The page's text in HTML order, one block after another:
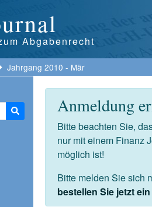
Abgabenrecht
Jahrgang 2010 - Mär
Anmeldung
Bitte beachten Sie,
nur mit einem Finanz
möglich ist!
Bitte melden Sie sich
bestellen Sie jetzt
Suche starten